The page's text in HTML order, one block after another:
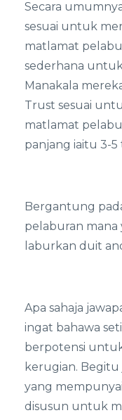
Secara
sesuai untuk
matlamat
sederhana
Manakala
Trust sesuai
matlamat
panjang iaitu 3-5
Bergantung
pelaburan mana
laburkan duit
Apa sahaja
ingat bahawa
berpotensi
kerugian.
yang
disusun untuk